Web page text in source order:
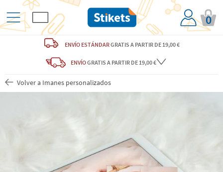
0
ENVÍO ESTÁNDARGRATIS A PARTIR DE 19,00 €
ENVÍOGRATIS A PARTIR DE 19,00 €
Volver a Imanes personalizados